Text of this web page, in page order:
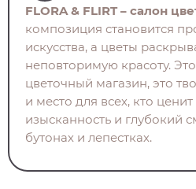
FLORA & FLIRT – салон
композиция становится
искусства, а цветы
неповторимую красоту.
цветочный магазин, это
и место для всех, кто
изысканность и глубокий
бутонах и лепестках.